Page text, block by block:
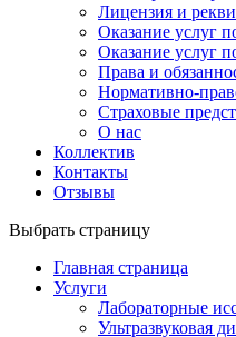
Лицензия и
Оказание услуг
Оказание услуг
Права и
Нормативно-
Страховые
О нас
Коллектив
Контакты
Отзывы
Выбрать страницу
Главная страница
Услуги
Лабораторные
Ультразвуковая